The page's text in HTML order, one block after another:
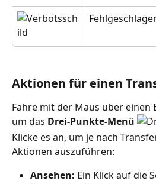
Aktionen für einen
Fahre mit der Maus über einen
um das Drei-Punkte-Menü
Klicke es an, um je nach
Aktionen auszuführen:
Ansehen: Ein Klick auf die